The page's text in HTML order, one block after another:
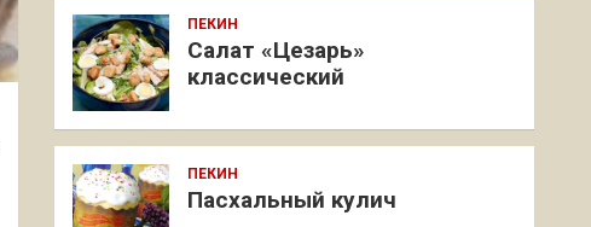
ПЕКИН
Салат «Цезарь»
классический
ПЕКИН
Пасхальный кулич